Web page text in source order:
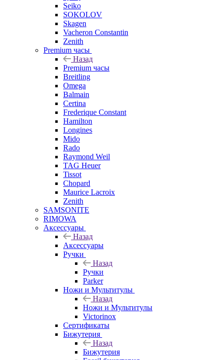
Seiko
SOKOLOV
Skagen
Vacheron Constantin
Zenith
Premium часы
Назад
Premium часы
Breitling
Omega
Balmain
Certina
Frederique Constant
Hamilton
Longines
Mido
Rado
Raymond Weil
TAG Heuer
Tissot
Chopard
Maurice Lacroix
Zenith
SAMSONITE
RIMOWA
Аксессуары
Назад
Аксессуары
Ручки
Назад
Ручки
Parker
Ножи и Мультитулы
Назад
Ножи и Мультитулы
Victorinox
Сертификаты
Бижутерия
Назад
Бижутерия